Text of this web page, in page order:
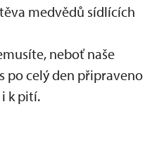
medvědů sídlících
neboť naše
po celý den připraveno
k pití.